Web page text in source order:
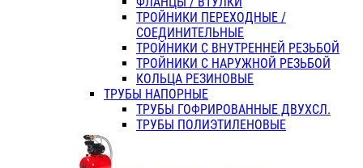
ТРОЙНИКИ ПЕРЕХОДНЫЕ /
СОЕДИНИТЕЛЬНЫЕ
ТРОЙНИКИ С ВНУТРЕННЕЙ РЕЗЬБОЙ
ТРОЙНИКИ С НАРУЖНОЙ РЕЗЬБОЙ
КОЛЬЦА РЕЗИНОВЫЕ
ТРУБЫ НАПОРНЫЕ
ТРУБЫ ГОФРИРОВАННЫЕ ДВУХСЛ.
ТРУБЫ ПОЛИЭТИЛЕНОВЫЕ